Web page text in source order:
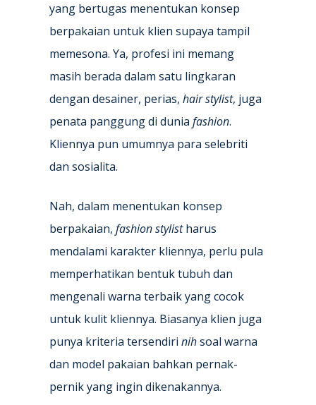
yang bertugas menentukan konsep
berpakaian untuk klien supaya tampil
memesona. Ya, profesi ini memang
masih berada dalam satu lingkaran
dengan desainer, perias, hair stylist, juga
penata panggung di dunia fashion.
Kliennya pun umumnya para selebriti
dan sosialita.
Nah, dalam menentukan konsep
berpakaian, fashion stylistharus
mendalami karakter kliennya, perlu pula
memperhatikan bentuk tubuh dan
mengenali warna terbaik yang cocok
untuk kulit kliennya. Biasanya klien juga
punya kriteria tersendiri nihsoal warna
dan model pakaian bahkan pernak-
pernik yang ingin dikenakannya.